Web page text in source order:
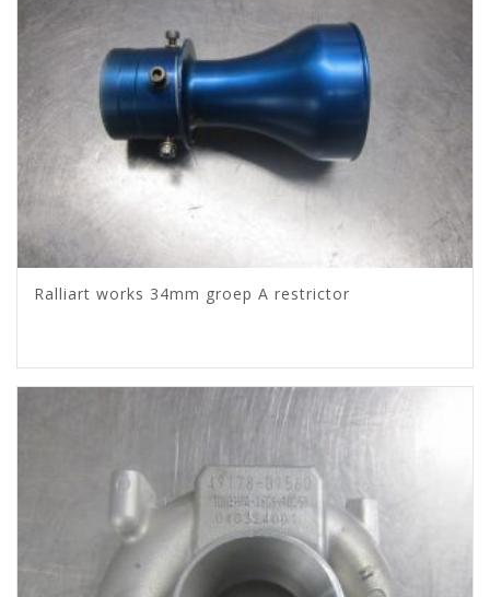
Ralliart works 34mm groep A restrictor